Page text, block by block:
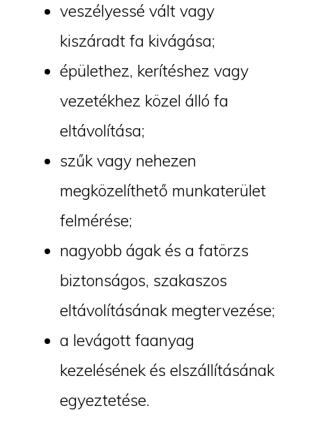
veszélyessé vált vagy
kiszáradt fa kivágása;
épülethez, kerítéshez vagy
vezetékhez közel álló fa
eltávolítása;
szűk vagy nehezen
megközelíthető munkaterület
felmérése;
nagyobb ágak és a fatörzs
biztonságos, szakaszos
eltávolításának megtervezése;
a levágott faanyag
kezelésének és elszállításának
egyeztetése.